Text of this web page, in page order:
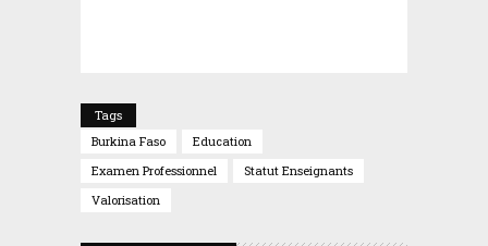
Tags
Burkina Faso
Education
Examen Professionnel
Statut Enseignants
Valorisation